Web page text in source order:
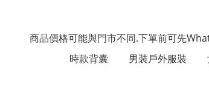
商品價格可能與門市不同.下單前可先
時款背囊
男裝戶外服裝